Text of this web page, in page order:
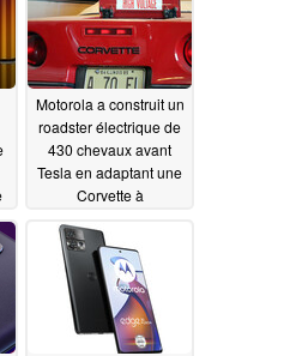
Motorola a construit un
roadster électrique de
430 chevaux avant
Tesla en adaptant une
Corvette à
batterie